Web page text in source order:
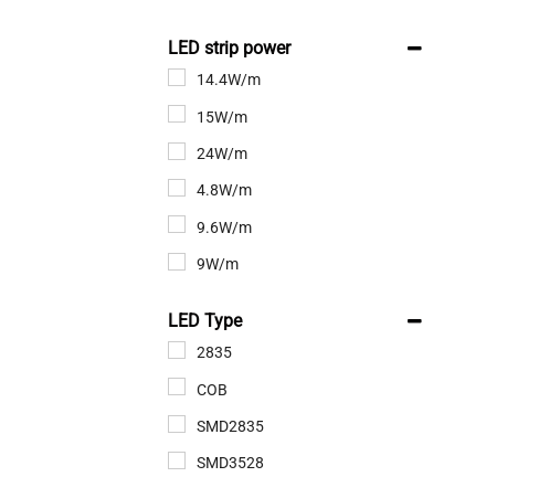
LED strip power
14.4W/m
15W/m
24W/m
4.8W/m
9.6W/m
9W/m
LED Type
2835
COB
SMD2835
SMD3528